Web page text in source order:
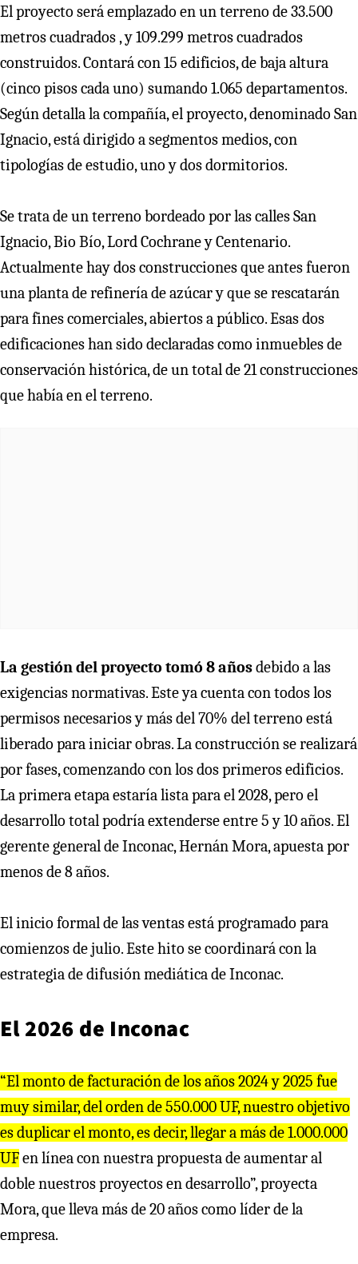
El proyecto será emplazado en un terreno de 33.500
metros cuadrados , y 109.299 metros cuadrados
construidos. Contará con 15 edificios, de baja altura
(cinco pisos cada uno) sumando 1.065 departamentos.
Según detalla la compañía, el proyecto, denominado San
Ignacio, está dirigido a segmentos medios, con
tipologías de estudio, uno y dos dormitorios.
Se trata de un terreno bordeado por las calles San
Ignacio, Bio Bío, Lord Cochrane y Centenario.
Actualmente hay dos construcciones que antes fueron
una planta de refinería de azúcar y que se rescatarán
para fines comerciales, abiertos a público. Esas dos
edificaciones han sido declaradas como inmuebles de
conservación histórica, de un total de 21 construcciones
que había en el terreno.
La gestión del proyecto tomó 8 añosdebido a las
exigencias normativas. Este ya cuenta con todos los
permisos necesarios y más del 70% del terreno está
liberado para iniciar obras. La construcción se realizará
por fases, comenzando con los dos primeros edificios.
La primera etapa estaría lista para el 2028, pero el
desarrollo total podría extenderse entre 5 y 10 años. El
gerente general de Inconac, Hernán Mora, apuesta por
menos de 8 años.
El inicio formal de las ventas está programado para
comienzos de julio. Este hito se coordinará con la
estrategia de difusión mediática de Inconac.
El 2026 de Inconac
“El monto de facturación de los años 2024 y 2025 fue
muy similar, del orden de 550.000 UF, nuestro objetivo
es duplicar el monto, es decir, llegar a más de 1.000.000
UFen línea con nuestra propuesta de aumentar al
doble nuestros proyectos en desarrollo”, proyecta
Mora, que lleva más de 20 años como líder de la
empresa.